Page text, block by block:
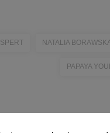
NATALIA
PAPAYA